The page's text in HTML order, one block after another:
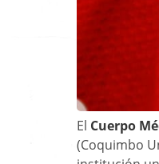
El Cuerpo
(Coquimbo